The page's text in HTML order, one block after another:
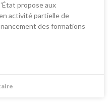
propose aux
activité partielle de
des formations